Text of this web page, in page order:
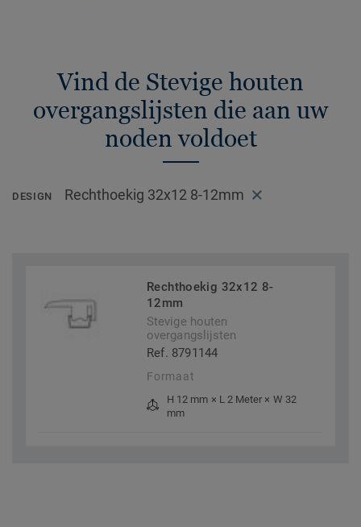
Vind de Stevige houten
overgangslijsten die aan uw
noden voldoet
DESIGN Rechthoekig 32x12 8-12mm
Rechthoekig 32x12 8-
12mm
Stevige houten
overgangslijsten
Ref. 8791144
Formaat
H 12 mm × L 2 Meter × W 32
mm